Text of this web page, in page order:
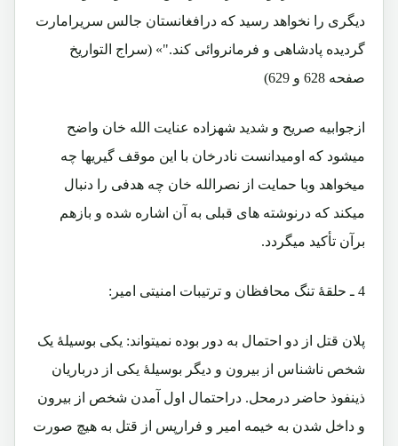
دیگری را نخواهد رسید که درافغانستان جالس سریرامارت
گردیده پادشاهی و فرمانروائی کند."» (سراج التواریخ
صفحه 628 و 629)
ازجوابیه صریح و شدید شهزاده عنایت الله خان واضح
میشود که اومیدانست نادرخان با این موقف گیریها چه
میخواهد وبا حمایت از نصرالله خان چه هدفی را دنبال
میکند که درنوشته های قبلی به آن اشاره شده و بازهم
برآن تأکید میگردد.
4 ـ حلقۀ تنگ محافظان و ترتیبات امنیتی امیر:
پلان قتل از دو احتمال به دور بوده نمیتواند: یکی بوسیلۀ یک
شخص ناشناس از بیرون و دیگر بوسیلۀ یکی از درباریان
ذینفوذ حاضر درمحل. دراحتمال اول آمدن شخص از بیرون
و داخل شدن به خیمه امیر و فرارپس از قتل به هیچ صورت